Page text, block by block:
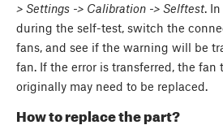
> Settings -> Calibration -> Selftest.
during the self-test, switch the
fans, and see if the warning will be
fan. If the error is transferred, the
originally may need to be replaced.
How to replace the part?